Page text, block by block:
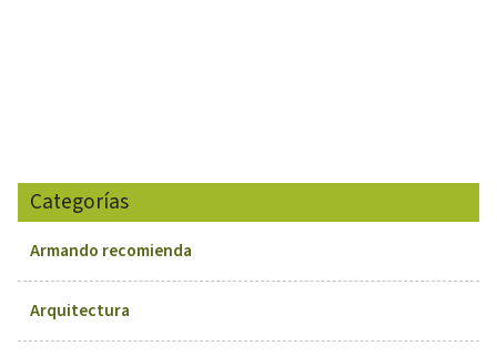
Categorías
Armando recomienda
Arquitectura